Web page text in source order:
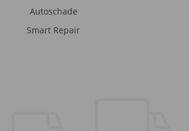
Autoschade
Smart Repair